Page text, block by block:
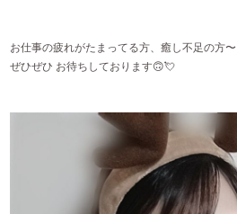
お仕事の疲れがたまってる方、癒し不足の方〜
ぜひぜひ お待ちしております🙃💘